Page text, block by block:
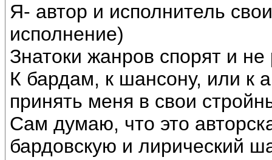
Я- автор и исполнитель
исполнение)
Знатоки жанров спорят и
К бардам, к шансону, или к
принять меня в свои
Сам думаю, что это
бардовскую и лирический